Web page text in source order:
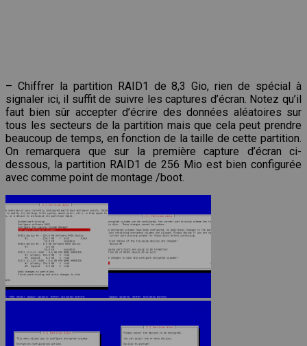
– Chiffrer la partition RAID1 de 8,3 Gio, rien de spécial à
signaler ici, il suffit de suivre les captures d’écran. Notez qu’il
faut bien sûr accepter d’écrire des données aléatoires sur
tous les secteurs de la partition mais que cela peut prendre
beaucoup de temps, en fonction de la taille de cette partition.
On remarquera que sur la première capture d’écran ci-
dessous, la partition RAID1 de 256 Mio est bien configurée
avec comme point de montage /boot.